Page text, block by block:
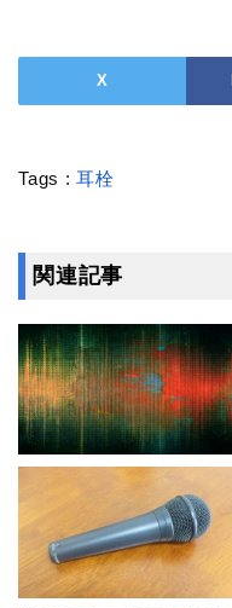
X
Tags :耳栓
関連記事